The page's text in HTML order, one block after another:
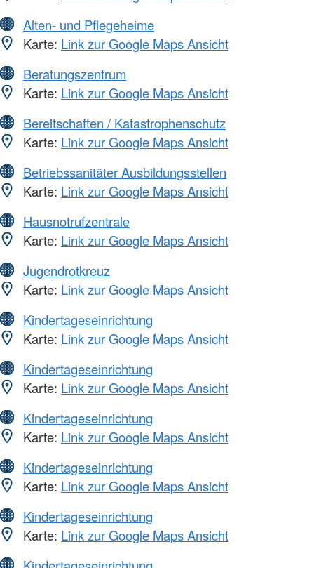
Alten- und Pflegeheime
Karte: Link zur Google Maps Ansicht
Beratungszentrum
Karte: Link zur Google Maps Ansicht
Bereitschaften / Katastrophenschutz
Karte: Link zur Google Maps Ansicht
Betriebssanitäter Ausbildungsstellen
Karte: Link zur Google Maps Ansicht
Hausnotrufzentrale
Karte: Link zur Google Maps Ansicht
Jugendrotkreuz
Karte: Link zur Google Maps Ansicht
Kindertageseinrichtung
Karte: Link zur Google Maps Ansicht
Kindertageseinrichtung
Karte: Link zur Google Maps Ansicht
Kindertageseinrichtung
Karte: Link zur Google Maps Ansicht
Kindertageseinrichtung
Karte: Link zur Google Maps Ansicht
Kindertageseinrichtung
Karte: Link zur Google Maps Ansicht